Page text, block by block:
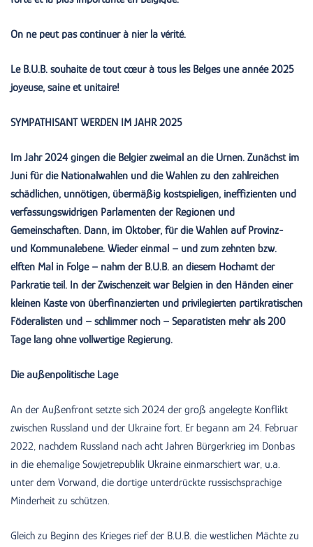
On ne peut pas continuer à nier la vérité.
Le B.U.B. souhaite de tout cœur à tous les Belges une année 2025
joyeuse, saine et unitaire!
SYMPATHISANT WERDEN IM JAHR 2025
Im Jahr 2024 gingen die Belgier zweimal an die Urnen. Zunächst im
Juni für die Nationalwahlen und die Wahlen zu den zahlreichen
schädlichen, unnötigen, übermäßig kostspieligen, ineffizienten und
verfassungswidrigen Parlamenten der Regionen und
Gemeinschaften. Dann, im Oktober, für die Wahlen auf Provinz-
und Kommunalebene. Wieder einmal – und zum zehnten bzw.
elften Mal in Folge – nahm der B.U.B. an diesem Hochamt der
Parkratie teil. In der Zwischenzeit war Belgien in den Händen einer
kleinen Kaste von überfinanzierten und privilegierten partikratischen
Föderalisten und – schlimmer noch – Separatisten mehr als 200
Tage lang ohne vollwertige Regierung.
Die außenpolitische Lage
An der Außenfront setzte sich 2024 der groß angelegte Konflikt
zwischen Russland und der Ukraine fort. Er begann am 24. Februar
2022, nachdem Russland nach acht Jahren Bürgerkrieg im Donbas
in die ehemalige Sowjetrepublik Ukraine einmarschiert war, u.a.
unter dem Vorwand, die dortige unterdrückte russischsprachige
Minderheit zu schützen.
Gleich zu Beginn des Krieges rief der B.U.B. die westlichen Mächte zu